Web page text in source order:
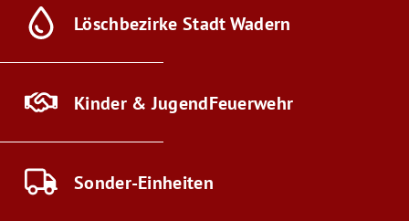
Löschbezirke Stadt Wadern
Kinder & JugendFeuerwehr
Sonder-Einheiten